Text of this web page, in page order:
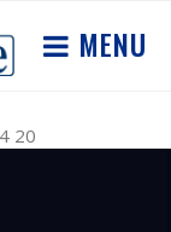
MENU
20